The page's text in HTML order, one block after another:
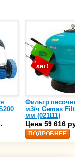
Фильтр
м3/ч Gemas
мм (021111)
Цена 59 616
ПОДРОБНЕЕ